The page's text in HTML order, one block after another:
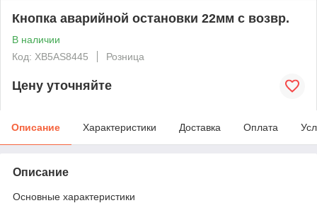
Кнопка аварийной остановки 22мм с возвр.
В наличии
Код: XB5AS8445
Розница
Цену уточняйте
Описание Характеристики Доставка Оплата
Описание
Основные характеристики